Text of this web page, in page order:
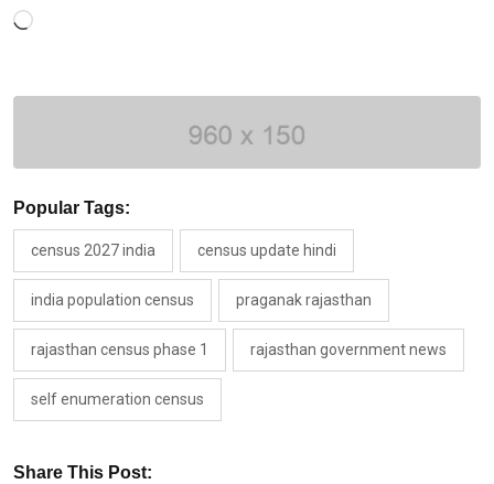
Loading…
Popular Tags:
census 2027 india census update hindi
india population census praganak rajasthan
rajasthan census phase 1 rajasthan government news
self enumeration census
Share This Post: